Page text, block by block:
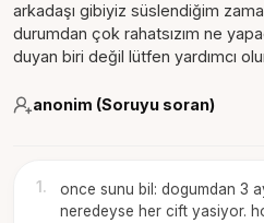
arkadaşı gibiyiz süslendiğim
durumdan çok rahatsızım ne
duyan biri değil lütfen yardımcı
anonim (Soruyu soran)
1 .
once sunu bil: dogumdan 3
neredeyse her cift yasiyor.